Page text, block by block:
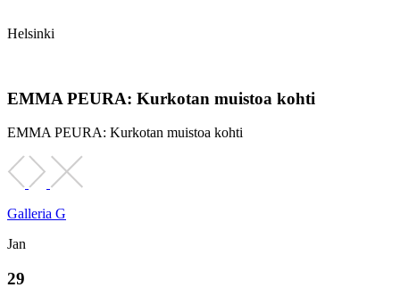
Helsinki
EMMA PEURA: Kurkotan muistoa kohti
EMMA PEURA: Kurkotan muistoa kohti
Galleria G
Jan
29